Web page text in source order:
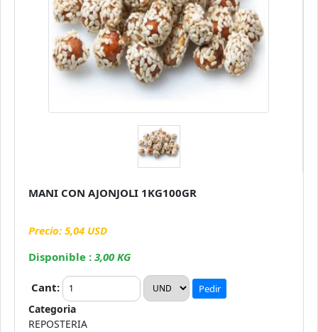
MANI CON AJONJOLI 1KG100GR
Precio: 5,04 USD
Disponible : 3,00 KG
Cant: Pedir
Categoria
REPOSTERIA